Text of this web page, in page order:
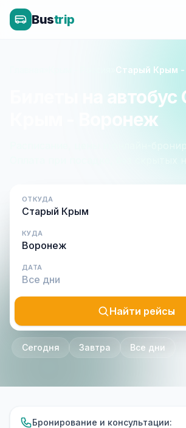
Bustrip
Старый Крым
Билеты на
Крым - Воронеж
Расписание, цены и онлайн-
Оплата при посадке, без скрытых
ОТКУДА
КУДА
ДАТА
Найти рейсы
Сегодня Завтра Все дни
Бронирование и консультации: